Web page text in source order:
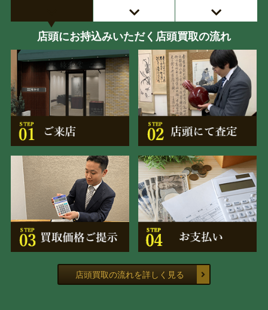
店頭にお持込みいただく店頭買取の流れ
店頭買取の流れを詳しく見る